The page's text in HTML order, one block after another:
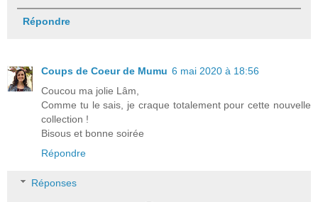
Répondre
Coups de Coeur de Mumu 6 mai 2020 à 18:56
Coucou ma jolie Lâm,
Comme tu le sais, je craque totalement pour cette nouvelle
collection !
Bisous et bonne soirée
Répondre
Réponses